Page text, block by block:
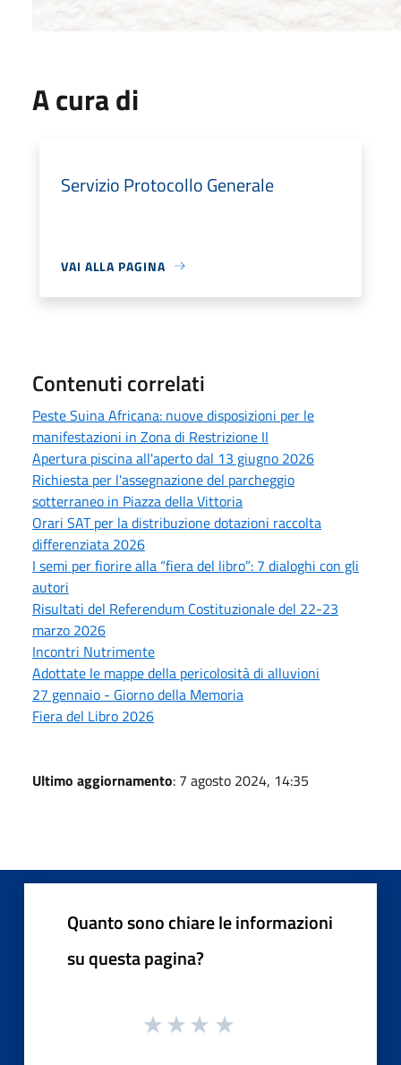
A cura di
Servizio Protocollo Generale
VAI ALLA PAGINA
Contenuti correlati
Peste Suina Africana: nuove disposizioni per le
manifestazioni in Zona di Restrizione II
Apertura piscina all'aperto dal 13 giugno 2026
Richiesta per l'assegnazione del parcheggio
sotterraneo in Piazza della Vittoria
Orari SAT per la distribuzione dotazioni raccolta
differenziata 2026
I semi per fiorire alla “fiera del libro”: 7 dialoghi con gli
autori
Risultati del Referendum Costituzionale del 22-23
marzo 2026
Incontri Nutrimente
Adottate le mappe della pericolosità di alluvioni
27 gennaio - Giorno della Memoria
Fiera del Libro 2026
Ultimo aggiornamento: 7 agosto 2024, 14:35
Quanto sono chiare le informazioni
su questa pagina?